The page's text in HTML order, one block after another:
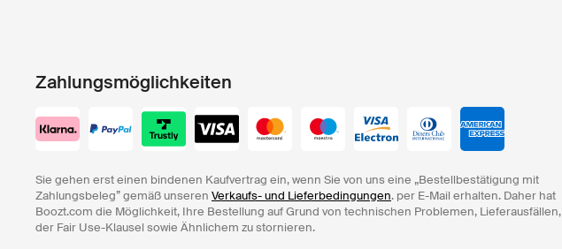
Zahlungsmöglichkeiten
Sie gehen erst einen bindenen Kaufvertrag ein, wenn Sie von uns eine „Bestellbestätigung mit
Zahlungsbeleg” gemäß unseren Verkaufs- und Lieferbedingungen. per E-Mail erhalten. Daher hat
Boozt.com die Möglichkeit, Ihre Bestellung auf Grund von technischen Problemen, Lieferausfällen,
der Fair Use-Klausel sowie Ähnlichem zu stornieren.